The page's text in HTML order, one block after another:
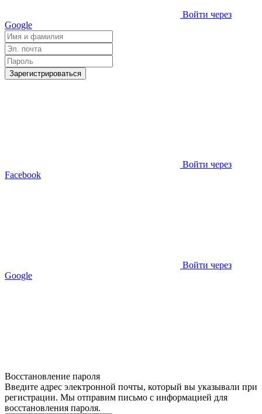
Войти через
Google
Зарегистрироваться
Войти через
Facebook
Войти через
Google
Восстановление пароля
Введите адрес электронной почты, который вы указывали при
регистрации. Мы отправим письмо с информацией для
восстановления пароля.